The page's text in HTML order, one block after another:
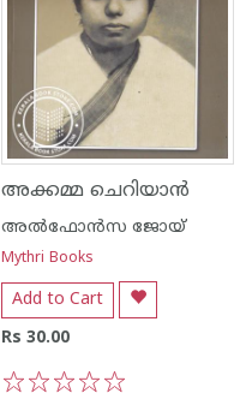
അക്കമ്മ ചെറിയാന്‍
അല്‍ഫോന്‍സ ജോയ്
Mythri Books
Add to Cart
Rs 30.00